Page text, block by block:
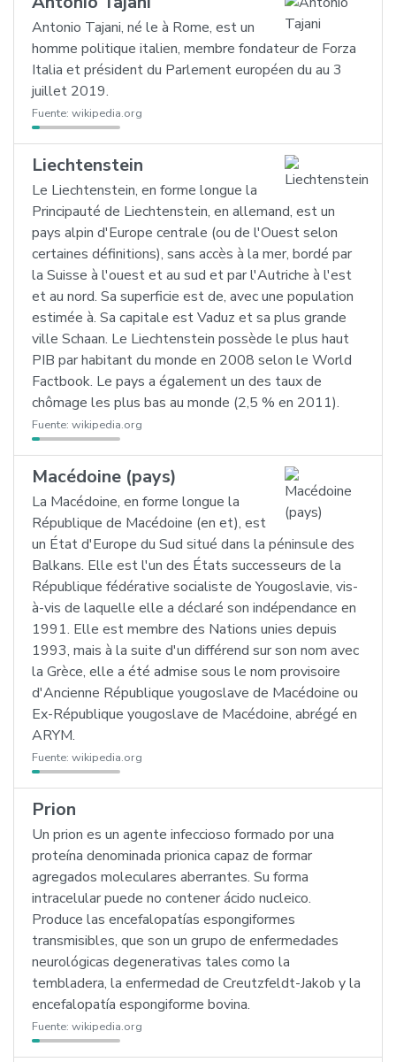
Antonio Tajani, né le à Rome, est un
homme politique italien, membre fondateur de Forza
Italia et président du Parlement européen du au 3
juillet 2019.
Fuente: wikipedia.org
Liechtenstein
Le Liechtenstein, en forme longue la
Principauté de Liechtenstein, en allemand, est un
pays alpin d'Europe centrale (ou de l'Ouest selon
certaines définitions), sans accès à la mer, bordé par
la Suisse à l'ouest et au sud et par l'Autriche à l'est
et au nord. Sa superficie est de, avec une population
estimée à. Sa capitale est Vaduz et sa plus grande
ville Schaan. Le Liechtenstein possède le plus haut
PIB par habitant du monde en 2008 selon le World
Factbook. Le pays a également un des taux de
chômage les plus bas au monde (2,5 % en 2011).
Fuente: wikipedia.org
Macédoine (pays)
La Macédoine, en forme longue la
République de Macédoine (en et), est
un État d'Europe du Sud situé dans la péninsule des
Balkans. Elle est l'un des États successeurs de la
République fédérative socialiste de Yougoslavie, vis-
à-vis de laquelle elle a déclaré son indépendance en
1991. Elle est membre des Nations unies depuis
1993, mais à la suite d'un différend sur son nom avec
la Grèce, elle a été admise sous le nom provisoire
d'Ancienne République yougoslave de Macédoine ou
Ex-République yougoslave de Macédoine, abrégé en
ARYM.
Fuente: wikipedia.org
Prion
Un prion es un agente infeccioso formado por una
proteína denominada prionica capaz de formar
agregados moleculares aberrantes. Su forma
intracelular puede no contener ácido nucleico.
Produce las encefalopatías espongiformes
transmisibles, que son un grupo de enfermedades
neurológicas degenerativas tales como la
tembladera, la enfermedad de Creutzfeldt-Jakob y la
encefalopatía espongiforme bovina.
Fuente: wikipedia.org